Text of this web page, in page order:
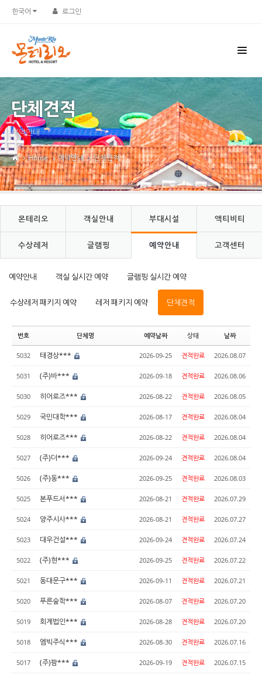
한국어 로그인
단체견적
예약안내
Home 예약안내 단체견적
몬테리오 객실안내 부대시설 액티비티
수상레저 글램핑 예약안내 고객센터
예약안내 객실 실시간 예약 글램핑 실시간 예약
수상레저 패키지 예약 레저 패키지 예약 단체견적
번호 단체명 예약날짜 상태 날짜
5032 태경상*** 2026-09-25 견적완료 2026.08.07
5031 (주)바*** 2026-09-18 견적완료 2026.08.06
5030 히어로즈*** 2026-08-22 견적완료 2026.08.05
5029 국민대학*** 2026-08-17 견적완료 2026.08.04
5028 히어로즈*** 2026-08-22 견적완료 2026.08.04
5027 (주)더*** 2026-09-24 견적완료 2026.08.04
5026 (주)동*** 2026-09-25 견적완료 2026.08.03
5025 본푸드서*** 2026-08-21 견적완료 2026.07.29
5024 양주시사*** 2026-08-21 견적완료 2026.07.27
5023 대우건설*** 2026-09-24 견적완료 2026.07.24
5022 (주)현*** 2026-09-25 견적완료 2026.07.22
5021 동대문구*** 2026-09-11 견적완료 2026.07.21
5020 푸른숲학*** 2026-08-07 견적완료 2026.07.20
5019 회계법인*** 2026-08-28 견적완료 2026.07.20
5018 엠빅주식*** 2026-08-30 견적완료 2026.07.16
5017 (주)팜*** 2026-09-19 견적완료 2026.07.15
Sketchbook5, 스케치북5